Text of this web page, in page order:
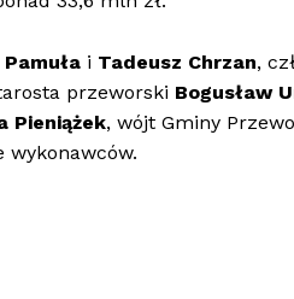
i Tadeusz Chrzan,
przeworski Bogusław
Pieniążek, wójt Gminy
wykonawców.